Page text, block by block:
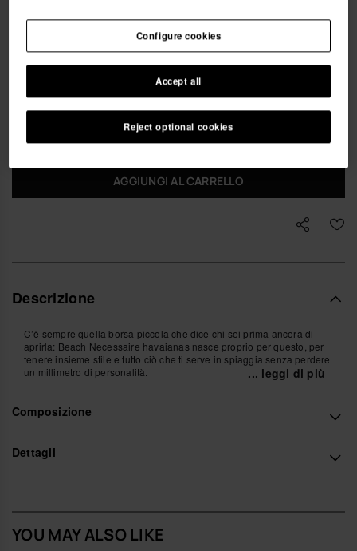
FREE SHIPPING on all your orders
AGGIUNGI AL CARRELLO
Descrizione
C’è sempre quella borsa piccola che dice chi sei prima ancora di
aprirla: Beach Necessaire havaianas nasce proprio per questo, per
tenere insieme stile e tutto ciò che ti serve in spiaggia senza perdere
un millimetro di personalità.
verso il mare, segue i tuoi movimenti tra lettino, bar e tramonto.
Dentro ci sta il necessario di una giornata di sole – telefono, crema,
il tuo modo di muoverti, senza mai rubarti la scena.
cinturino da polso completa il design, pensato per essere vissuto
... leggi di più
Composizione
Dettagli
YOU MAY ALSO LIKE
Reject optional cookies
Accept all
Configure cookies